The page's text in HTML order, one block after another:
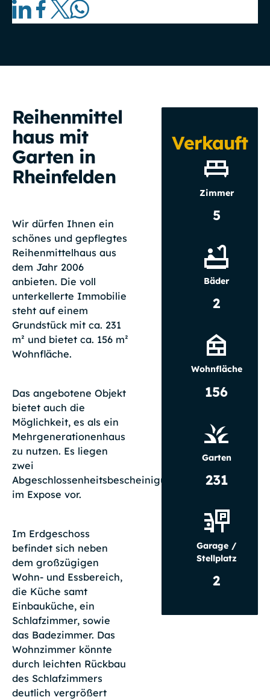
Reihenmittel
haus mit
Garten in
Rheinfelden
Wir dürfen Ihnen ein
schönes und gepflegtes
Reihenmittelhaus aus
dem Jahr 2006
anbieten. Die voll
unterkellerte Immobilie
steht auf einem
Grundstück mit ca. 231
m² und bietet ca. 156 m²
Wohnfläche.
Das angebotene Objekt
bietet auch die
Möglichkeit, es als ein
Mehrgenerationenhaus
zu nutzen. Es liegen
zwei
Abgeschlossenheitsbescheinigungen
im Expose vor.
Im Erdgeschoss
befindet sich neben
dem großzügigen
Wohn- und Essbereich,
die Küche samt
Einbauküche, ein
Schlafzimmer, sowie
das Badezimmer. Das
Wohnzimmer könnte
durch leichten Rückbau
des Schlafzimmers
deutlich vergrößert
Verkauft
Zimmer
5
Bäder
2
Wohnfläche
156
Garten
231
Garage /
Stellplatz
2